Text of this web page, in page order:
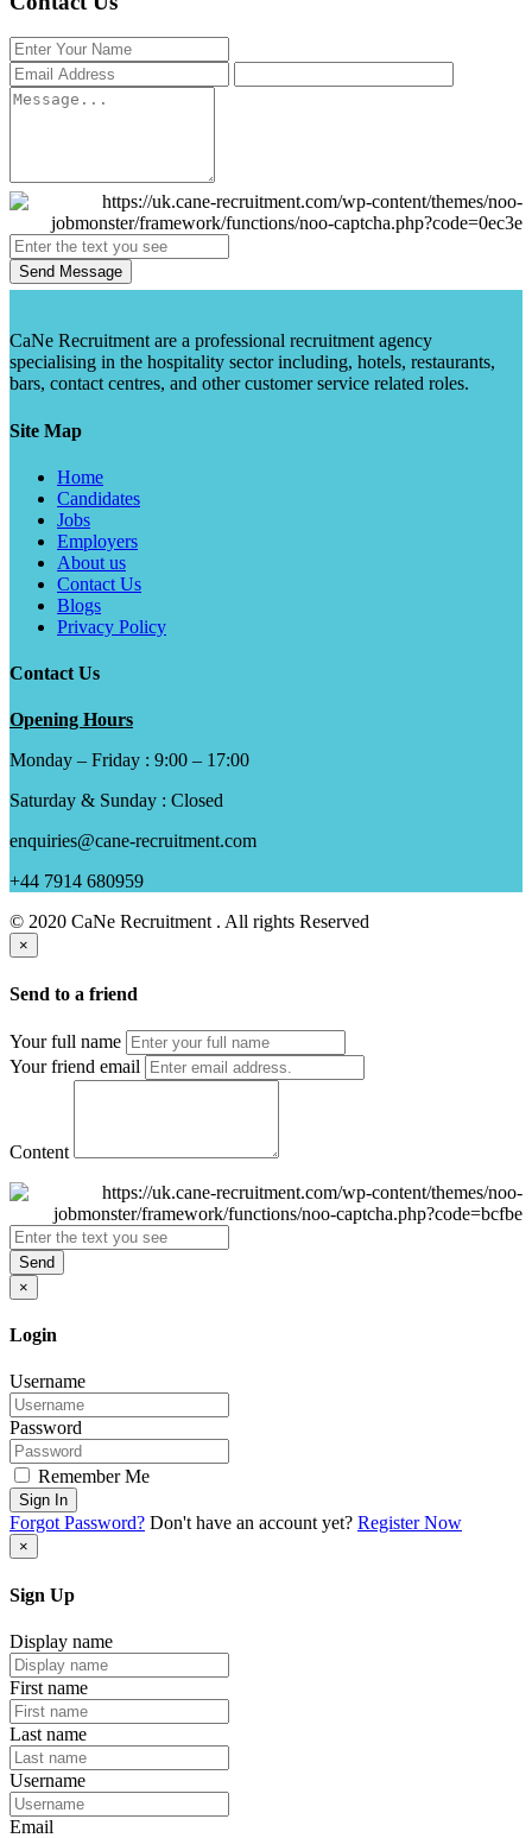
Send Message
CaNe Recruitment are a professional recruitment agency
specialising in the hospitality sector including, hotels, restaurants,
bars, contact centres, and other customer service related roles.
Site Map
Home
Candidates
Jobs
Employers
About us
Contact Us
Blogs
Privacy Policy
Contact Us
Opening Hours
Monday – Friday : 9:00 – 17:00
Saturday & Sunday : Closed
enquiries@cane-recruitment.com
+44 7914 680959
© 2020 CaNe Recruitment . All rights Reserved
×
Send to a friend
Your full name
Your friend email
Content
Send
×
Login
Username
Password
Remember Me
Sign In
Forgot Password? Don't have an account yet? Register Now
×
Sign Up
Display name
First name
Last name
Username
Email